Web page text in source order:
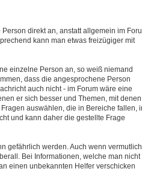
direkt an, anstatt allgemein im
kann man etwas freizügiger mit
einzelne Person an, so weiß niemand
dass die angesprochene Person
auch nicht - im Forum wäre eine
er sich besser und Themen, mit denen
auswählen, die in Bereiche fallen,
und kann daher die gestellte Frage
gefährlich werden. Auch wenn vermutlich
Bei Informationen, welche man nicht
einen unbekannten Helfer verschicken